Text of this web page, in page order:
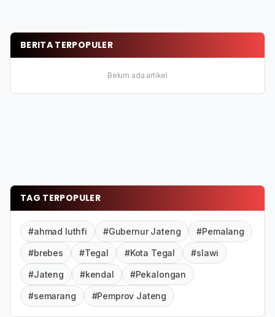
BERITA TERPOPULER
Belum ada artikel
TAG TERPOPULER
#ahmad luthfi #Gubernur Jateng #Pemalang
#brebes #Tegal #Kota Tegal #slawi
#Jateng #kendal #Pekalongan
#semarang #Pemprov Jateng